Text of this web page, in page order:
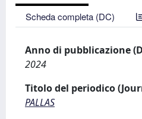
Scheda completa (DC)
Anno di pubblicazione
2024
Titolo del periodico
PALLAS